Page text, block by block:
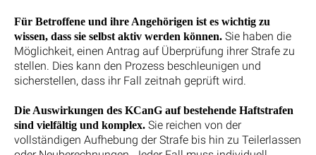
Für Betroffene und ihre Angehörigen ist es wichtig zu
wissen, dass sie selbst aktiv werden können. Sie haben die
Möglichkeit, einen Antrag auf Überprüfung ihrer Strafe zu
stellen. Dies kann den Prozess beschleunigen und
sicherstellen, dass ihr Fall zeitnah geprüft wird.
Die Auswirkungen des KCanG auf bestehende Haftstrafen
sind vielfältig und komplex. Sie reichen von der
vollständigen Aufhebung der Strafe bis hin zu Teilerlassen